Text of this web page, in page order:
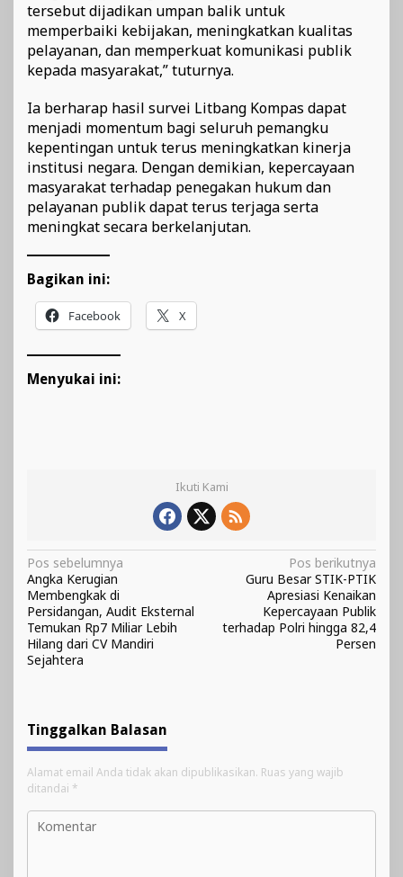
tersebut dijadikan umpan balik untuk
memperbaiki kebijakan, meningkatkan kualitas
pelayanan, dan memperkuat komunikasi publik
kepada masyarakat,” tuturnya.
Ia berharap hasil survei Litbang Kompas dapat
menjadi momentum bagi seluruh pemangku
kepentingan untuk terus meningkatkan kinerja
institusi negara. Dengan demikian, kepercayaan
masyarakat terhadap penegakan hukum dan
pelayanan publik dapat terus terjaga serta
meningkat secara berkelanjutan.
Bagikan ini:
Facebook X
Menyukai ini:
Ikuti Kami
Navigasi
pos
Pos sebelumnya
Angka Kerugian
Membengkak di
Persidangan, Audit Eksternal
Temukan Rp7 Miliar Lebih
Hilang dari CV Mandiri
Sejahtera
Pos berikutnya
Guru Besar STIK-PTIK
Apresiasi Kenaikan
Kepercayaan Publik
terhadap Polri hingga 82,4
Persen
Tinggalkan Balasan
Alamat email Anda tidak akan dipublikasikan. Ruas yang wajib
ditandai *